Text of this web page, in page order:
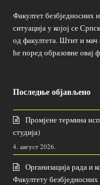
Факултет безбједносних
ситуација у којој се
од факултета. Штит и мач
ће поред образовне овај
Последње објављено
Промјене термина
студија)
4. август 2026.
Организација рада и
Факултету безбједносних